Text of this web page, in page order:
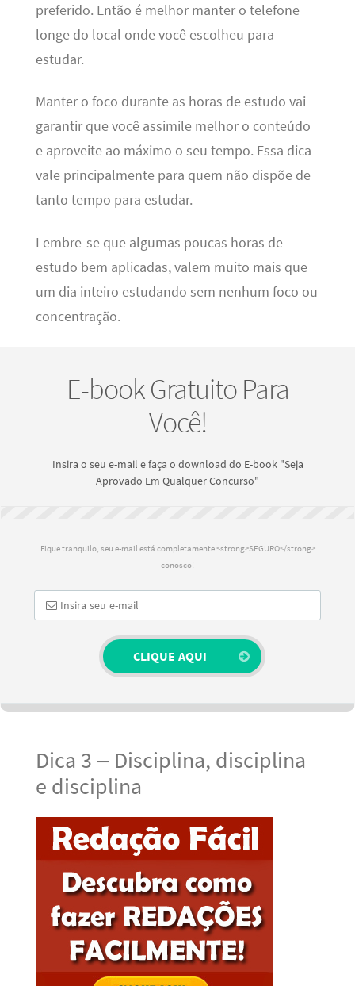
preferido. Então é melhor manter o telefone
longe do local onde você escolheu para
estudar.
Manter o foco durante as horas de estudo vai
garantir que você assimile melhor o conteúdo
e aproveite ao máximo o seu tempo. Essa dica
vale principalmente para quem não dispõe de
tanto tempo para estudar.
Lembre-se que algumas poucas horas de
estudo bem aplicadas, valem muito mais que
um dia inteiro estudando sem nenhum foco ou
concentração.
E-book Gratuito Para
Você!
Insira o seu e-mail e faça o download do E-book "Seja
Aprovado Em Qualquer Concurso"
Fique tranquilo, seu e-mail está completamente <strong>SEGURO</strong>
conosco!
Dica 3 – Disciplina, disciplina
e disciplina